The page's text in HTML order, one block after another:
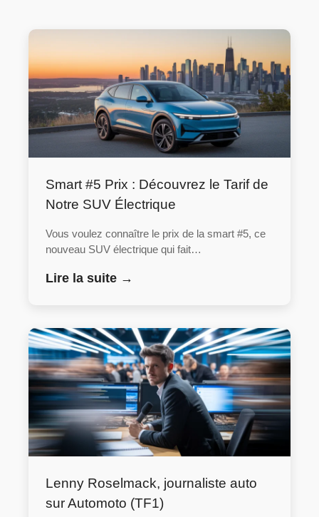
Smart #5 Prix : Découvrez le Tarif de
Notre SUV Électrique
Vous voulez connaître le prix de la smart #5, ce
nouveau SUV électrique qui fait…
Lire la suite →
Lenny Roselmack, journaliste auto
sur Automoto (TF1)